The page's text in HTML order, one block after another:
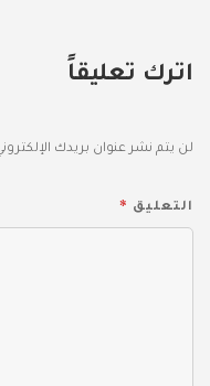
اترك تعليقاً
لن يتم نشر عنوان بريدك
التعليق *